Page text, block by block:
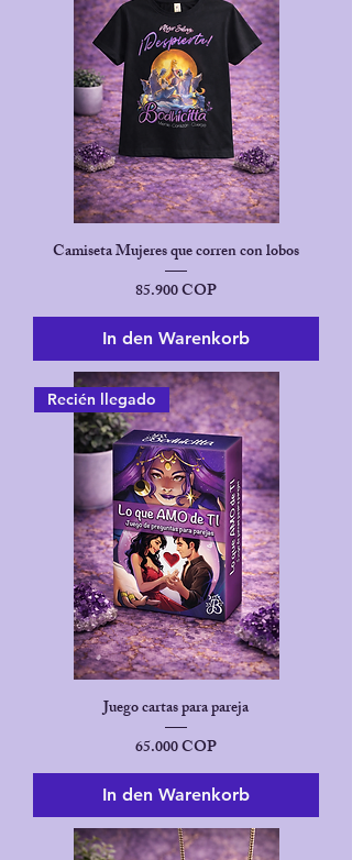
Camiseta Mujeres que corren con lobos
Preis
85.900 COP
In den Warenkorb
Recién llegado
Juego cartas para pareja
Preis
65.000 COP
In den Warenkorb